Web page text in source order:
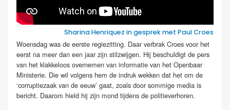
Sharina Henriquez in gesprek met Paul Croes
Woensdag was de eerste regiezitting. Daar verbrak Croes voor het
eerst na meer dan een jaar zijn stilzwijgen. Hij beschuldigt de pers
van het klakkeloos overnemen van informatie van het Openbaar
Ministerie. Die wil volgens hem de indruk wekken dat het om de
‘corruptiezaak van de eeuw’ gaat, zoals door sommige media is
bericht. Daarom hield hij zijn mond tijdens de politieverhoren.